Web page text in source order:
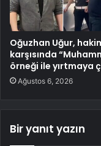
Oğuzhan Uğur,
karşısında
örneği ile yırtmaya
Ağustos 6, 2026
Bir yanıt yazın